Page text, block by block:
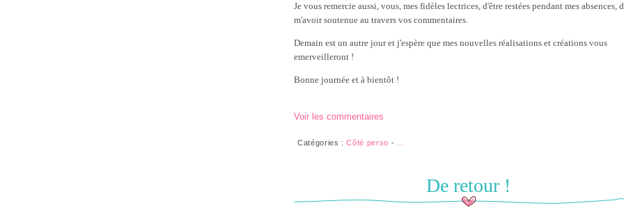
Je vous remercie aussi, vous, mes fidèles lectrices, d'être restées pendant mes absences,
m'avoir soutenue au travers vos commentaires.
Demain est un autre jour et j'espère que mes nouvelles réalisations et créations vous
emerveilleront !
Bonne journée et à bientôt !
Voir les commentaires
Catégories :Côté perso -
De retour !